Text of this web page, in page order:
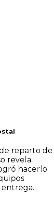
reparto de
revela
hacerlo